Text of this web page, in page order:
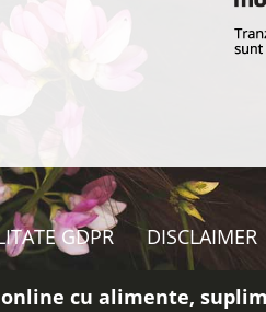
GDPR DISCLAIMER
cu alimente,